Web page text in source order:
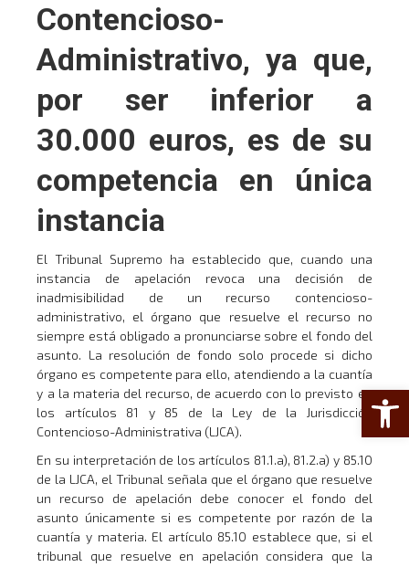
Abrir
Contencioso-
Administrativo, ya que,
por ser inferior a
30.000 euros, es de su
competencia en única
instancia
El Tribunal Supremo ha establecido que, cuando una
instancia de apelación revoca una decisión de
inadmisibilidad de un recurso contencioso-
administrativo, el órgano que resuelve el recurso no
siempre está obligado a pronunciarse sobre el fondo del
asunto. La resolución de fondo solo procede si dicho
órgano es competente para ello, atendiendo a la cuantía
y a la materia del recurso, de acuerdo con lo previsto en
los artículos 81 y 85 de la Ley de la Jurisdicción
Contencioso-Administrativa (LJCA).
En su interpretación de los artículos 81.1.a), 81.2.a) y 85.10
de la LJCA, el Tribunal señala que el órgano que resuelve
un recurso de apelación debe conocer el fondo del
asunto únicamente si es competente por razón de la
cuantía y materia. El artículo 85.10 establece que, si el
tribunal que resuelve en apelación considera que la